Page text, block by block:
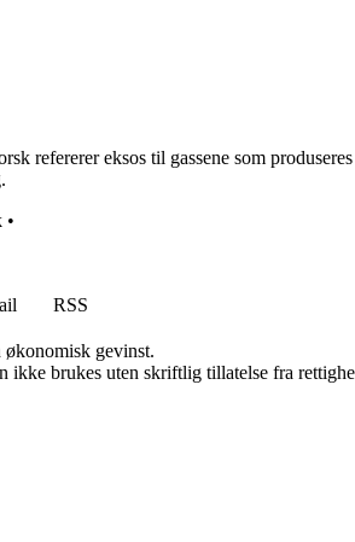
refererer eksos til gassene som
•
RSS
økonomisk gevinst.
brukes uten skriftlig tillatelse fra